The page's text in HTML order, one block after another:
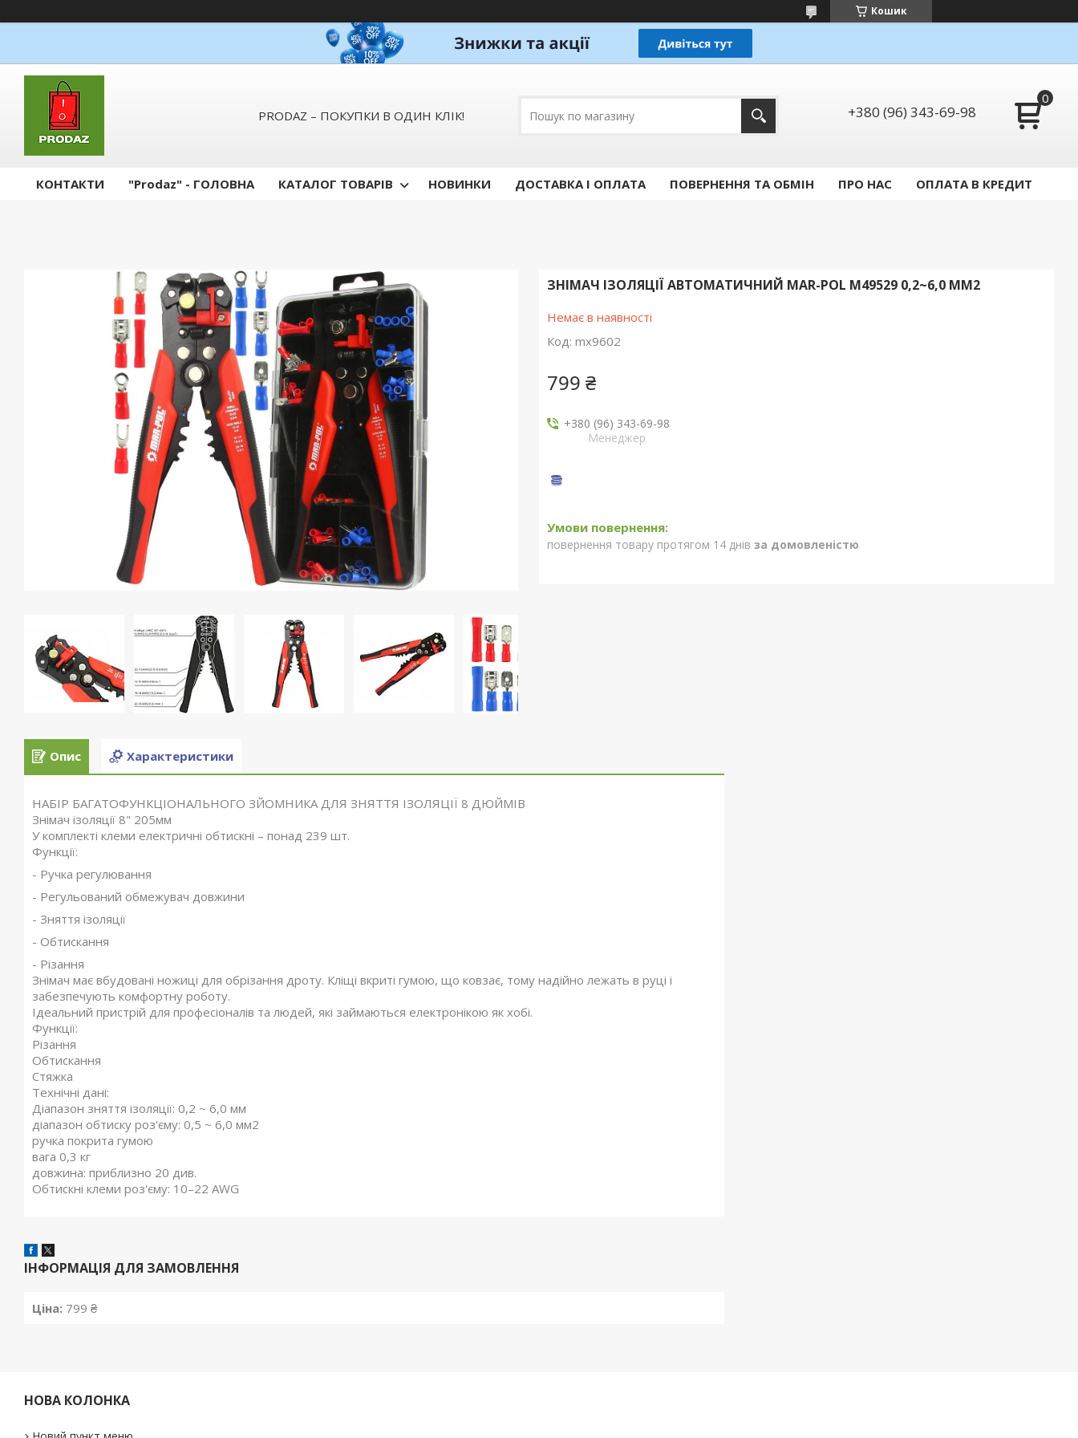
Кошик
PRODAZ – ПОКУПКИ В ОДИН КЛІК! +380 (96) 343-69-98
КОНТАКТИ "Prodaz" - ГОЛОВНА КАТАЛОГ ТОВАРІВ НОВИНКИ ДОСТАВКА І ОПЛАТА ПОВЕРНЕННЯ ТА ОБМІН ПРО НАС ОПЛАТА В КРЕДИТ
ЗНІМАЧ ІЗОЛЯЦІЇ АВТОМАТИЧНИЙ MAR-POL M49529 0,2~6,0 ММ2
Немає в наявності
Код: mx9602
799 ₴
+380 (96) 343-69-98
Менеджер
повернення товару протягом 14 днів за домовленістю
Опис Характеристики
НАБІР БАГАТОФУНКЦІОНАЛЬНОГО ЗЙОМНИКА ДЛЯ ЗНЯТТЯ ІЗОЛЯЦІЇ 8 ДЮЙМІВ
Знімач ізоляції 8" 205мм
У комплекті клеми електричні обтискні – понад 239 шт.
Функції:
- Ручка регулювання
- Регульований обмежувач довжини
- Зняття ізоляції
- Обтискання
- Різання
Знімач має вбудовані ножиці для обрізання дроту. Кліщі вкриті гумою, що ковзає, тому надійно лежать в руці і
забезпечують комфортну роботу.
Ідеальний пристрій для професіоналів та людей, які займаються електронікою як хобі.
Функції:
Різання
Обтискання
Стяжка
Технічні дані:
Діапазон зняття ізоляції: 0,2 ~ 6,0 мм
діапазон обтиску роз'єму: 0,5 ~ 6,0 мм2
ручка покрита гумою
вага 0,3 кг
довжина: приблизно 20 див.
Обтискні клеми роз'єму: 10–22 AWG
ІНФОРМАЦІЯ ДЛЯ ЗАМОВЛЕННЯ
Ціна: 799 ₴
НОВА КОЛОНКА